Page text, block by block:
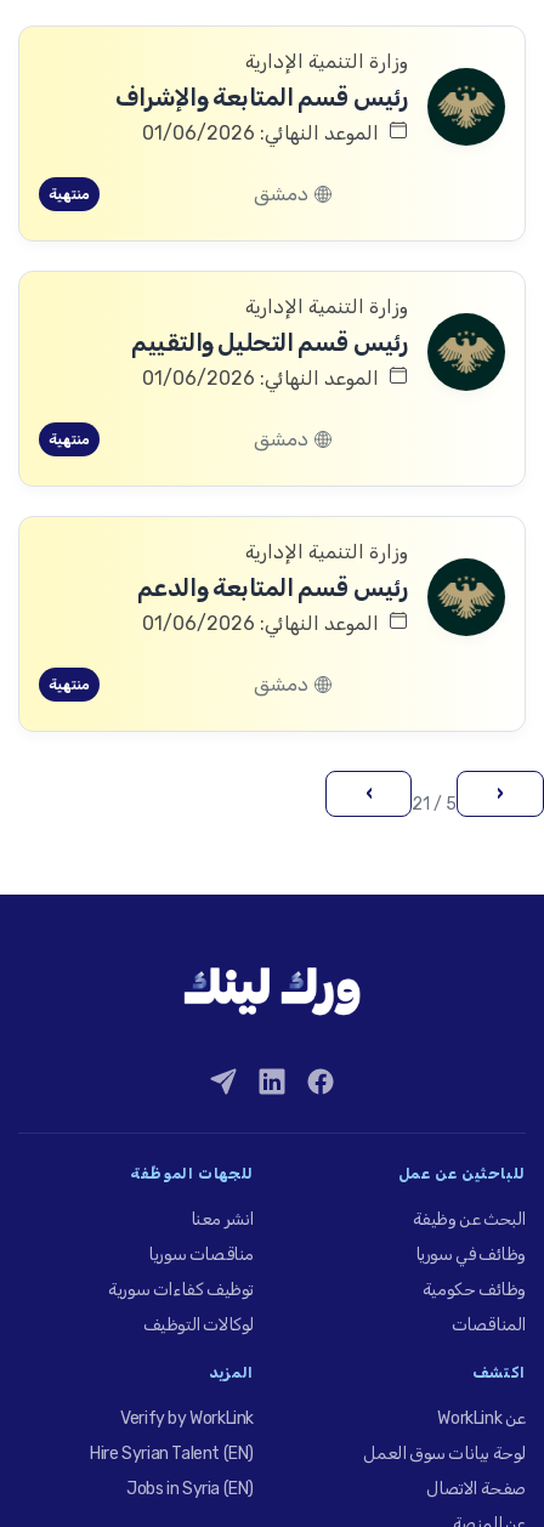
وزارة التنمية الإدارية
رئيس قسم المتابعة والإشراف
الموعد النهائي: 01/06/2026
دمشق منتهية
وزارة التنمية الإدارية
رئيس قسم التحليل والتقييم
الموعد النهائي: 01/06/2026
دمشق منتهية
وزارة التنمية الإدارية
رئيس قسم المتابعة والدعم
الموعد النهائي: 01/06/2026
دمشق منتهية
‹
5 / 21
›
للباحثين عن عمل
البحث عن وظيفة
وظائف في سوريا
وظائف حكومية
المناقصات
للجهات الموظِّفة
انشر معنا
مناقصات سوريا
توظيف كفاءات سورية
لوكالات التوظيف
اكتشف
عن WorkLink
لوحة بيانات سوق العمل
صفحة الاتصال
المزيد
Verify by WorkLink
Hire Syrian Talent (EN)
Jobs in Syria (EN)